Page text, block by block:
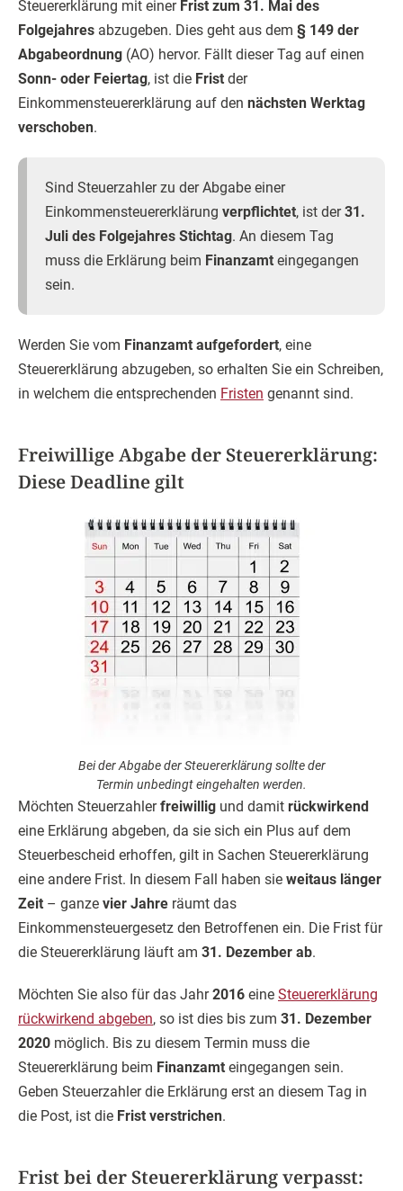
Steuererklärung mit einer Frist zum 31. Mai des
Folgejahres abzugeben. Dies geht aus dem § 149 der
Abgabeordnung (AO) hervor. Fällt dieser Tag auf einen
Sonn- oder Feiertag, ist die Frist der
Einkommensteuererklärung auf den nächsten Werktag
verschoben.
Sind Steuerzahler zu der Abgabe einer
Einkommensteuererklärung verpflichtet, ist der31.
Juli des Folgejahres Stichtag. An diesem Tag
muss die Erklärung beim Finanzamt eingegangen
sein.
Werden Sie vom Finanzamt aufgefordert, eine
Steuererklärung abzugeben, so erhalten Sie ein Schreiben,
in welchem die entsprechenden Fristen genannt sind.
Freiwillige Abgabe der Steuererklärung:
Diese Deadline gilt
Bei der Abgabe der Steuererklärung sollte der
Termin unbedingt eingehalten werden.
Möchten Steuerzahlerfreiwillig und damit rückwirkend
eine Erklärung abgeben, da sie sich ein Plus auf dem
Steuerbescheid erhoffen, gilt in Sachen Steuererklärung
eine andere Frist. In diesem Fall haben sie weitaus länger
Zeit – ganze vier Jahre räumt das
Einkommensteuergesetz den Betroffenen ein. Die Frist für
die Steuererklärung läuft am 31. Dezember ab.
Möchten Sie also für das Jahr2016 eine Steuererklärung
rückwirkend abgeben, so ist dies bis zum 31. Dezember
2020 möglich. Bis zu diesem Termin muss die
Steuererklärung beim Finanzamt eingegangen sein.
Geben Steuerzahler die Erklärung erst an diesem Tag in
die Post, ist die Frist verstrichen.
Frist bei der Steuererklärung verpasst: